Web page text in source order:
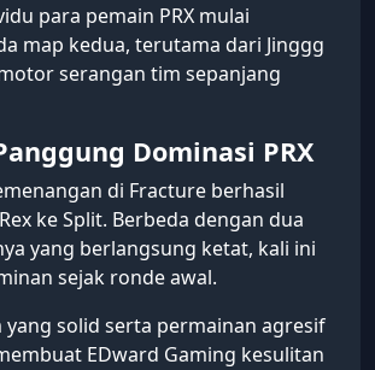
para pemain PRX mulai
map kedua, terutama dari Jinggg
serangan tim sepanjang
Dominasi PRX
di Fracture berhasil
ke Split. Berbeda dengan dua
yang berlangsung ketat, kali ini
sejak ronde awal.
solid serta permainan agresif
EDward Gaming kesulitan